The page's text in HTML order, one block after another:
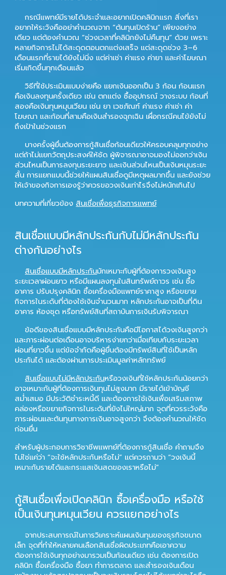
กรณีแพทย์มีรายได้ประจำและอยากเปิดคลินิกแรก สิ่งที่เรา
อยากให้ระวังคืออย่าคำนวณจาก “ต้นทุนเปิดร้าน” เพียงอย่าง
เดียว แต่ต้องคำนวณ “ช่วงเวลาที่คลินิกยังไม่คืนทุน” ด้วย เพราะ
หลายกิจการไม่ได้สะดุดตอนตกแต่งเสร็จ แต่สะดุดช่วง 3–6
เดือนแรกที่รายได้ยังไม่นิ่ง แต่ค่าเช่า ค่าแรง ค่ายา และค่าโฆษณา
เริ่มเกิดขึ้นทุกเดือนแล้ว
วิธีที่ใช้ประเมินแบบง่ายคือ แยกเงินออกเป็น 3 ก้อน ก้อนแรก
คือเงินลงทุนครั้งเดียว เช่น ตกแต่ง ซื้ออุปกรณ์ วางระบบ ก้อนที่
สองคือเงินทุนหมุนเวียน เช่น ยา เวชภัณฑ์ ค่าแรง ค่าเช่า ค่า
โฆษณา และก้อนที่สามคือเงินสำรองฉุกเฉิน เผื่อกรณีคนไข้ยังไม่
ถึงเป้าในช่วงแรก
บางครั้งผู้ยื่นต้องการกู้สินเชื่อก้อนเดียวให้ครอบคลุมทุกอย่าง
แต่ถ้าไม่แยกวัตถุประสงค์ให้ชัด ผู้พิจารณาอาจมองไม่ออกว่าเงิน
ส่วนไหนเป็นการลงทุนระยะยาว และเงินส่วนไหนเป็นเงินหมุนระยะ
สั้น การแยกแบบนี้ช่วยให้แผนสินเชื่อดูมีเหตุผลมากขึ้น และยังช่วย
ให้เจ้าของกิจการเองรู้ว่าควรขอวงเงินเท่าไรจึงไม่หนักเกินไป
บทความที่เกี่ยวข้อง สินเชื่อเพื่อธุรกิจการแพทย์
สินเชื่อแบบมีหลักประกันกับไม่มีหลักประกัน
ต่างกันอย่างไร
สินเชื่อแบบมีหลักประกันมักเหมาะกับผู้ที่ต้องการวงเงินสูง
ระยะเวลาผ่อนยาว หรือมีแผนลงทุนในสินทรัพย์ถาวร เช่น ซื้อ
อาคาร ปรับปรุงคลินิก ซื้อเครื่องมือแพทย์ราคาสูง หรือขยาย
กิจการในระดับที่ต้องใช้เงินจำนวนมาก หลักประกันอาจเป็นที่ดิน
อาคาร ห้องชุด หรือทรัพย์สินที่สถาบันการเงินรับพิจารณา
ข้อดีของสินเชื่อแบบมีหลักประกันคือมีโอกาสได้วงเงินสูงกว่า
และภาระผ่อนต่อเดือนอาจบริหารง่ายกว่าเมื่อเทียบกับระยะเวลา
ผ่อนที่ยาวขึ้น แต่ข้อจำกัดคือผู้ยื่นต้องมีทรัพย์สินที่ใช้เป็นหลัก
ประกันได้ และต้องผ่านการประเมินมูลค่าหลักทรัพย์
สินเชื่อแบบไม่มีหลักประกันหรือวงเงินที่ใช้หลักประกันน้อยกว่า
อาจเหมาะกับผู้ที่ต้องการเงินทุนไม่สูงมาก มีรายได้เข้าบัญชี
สม่ำเสมอ มีประวัติชำระหนี้ดี และต้องการใช้เงินเพื่อเสริมสภาพ
คล่องหรือขยายกิจการในระดับที่ยังไม่ใหญ่มาก จุดที่ควรระวังคือ
ภาระผ่อนและต้นทุนทางการเงินอาจสูงกว่า จึงต้องคำนวณให้ชัด
ก่อนยื่น
สำหรับผู้ประกอบการวิชาชีพแพทย์ที่ต้องการกู้สินเชื่อ คำถามจึง
ไม่ใช่แค่ว่า “จะใช้หลักประกันหรือไม่” แต่ควรถามว่า “วงเงินนี้
เหมาะกับรายได้และกระแสเงินสดของเราหรือไม่”
กู้สินเชื่อเพื่อเปิดคลินิก ซื้อเครื่องมือ หรือใช้
เป็นเงินทุนหมุนเวียน ควรแยกอย่างไร
จากประสบการณ์ในการวิเคราะห์แผนเงินทุนของธุรกิจขนาด
เล็ก จุดที่ทำให้หลายคนเลือกสินเชื่อผิดประเภทคือเอาความ
ต้องการใช้เงินทุกอย่างมารวมเป็นก้อนเดียว เช่น ต้องการเปิด
คลินิก ซื้อเครื่องมือ ซื้อยา ทำการตลาด และสำรองเงินเดือน